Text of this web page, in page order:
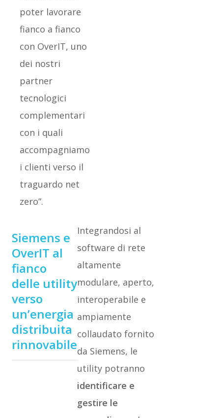
poter lavorare
fianco a fianco
con OverIT, uno
dei nostri
partner
tecnologici
complementari
con i quali
accompagniamo
i clienti verso il
traguardo net
zero”.
Siemens e
OverIT al
fianco
delle utility
verso
un’energia
distribuita
rinnovabile
Integrandosi al
software di rete
altamente
modulare, aperto,
interoperabile e
ampiamente
collaudato fornito
da Siemens, le
utility potranno
identificare e
gestire le